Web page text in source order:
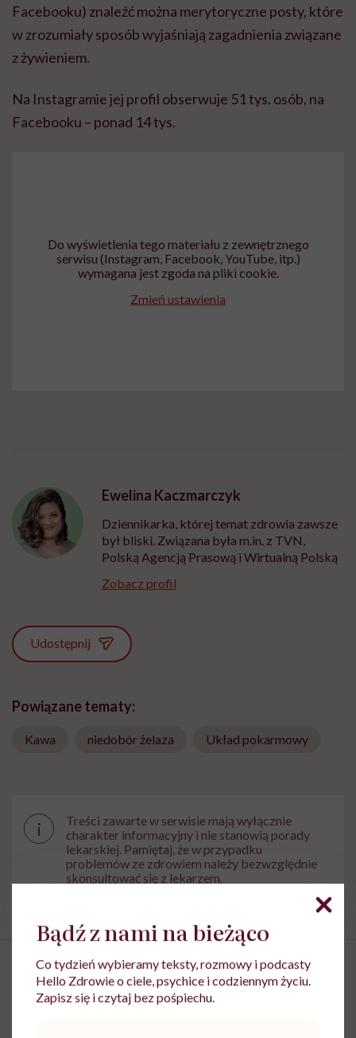
Facebooku) znaleźć można merytoryczne posty, które
w zrozumiały sposób wyjaśniają zagadnienia związane
z żywieniem.
Na Instagramie jej profil obserwuje 51 tys. osób, na
Facebooku – ponad 14 tys.
Do wyświetlenia tego materiału z zewnętrznego
serwisu (Instagram, Facebook, YouTube, itp.)
wymagana jest zgoda na pliki cookie.
Zmień ustawienia
Ewelina Kaczmarczyk
Dziennikarka, której temat zdrowia zawsze
był bliski. Związana była m.in. z TVN,
Polską Agencją Prasową i Wirtualną Polską
Zobacz profil
Udostępnij
Powiązane tematy:
Kawa niedobór żelaza Układ pokarmowy
i
Treści zawarte w serwisie mają wyłącznie
charakter informacyjny i nie stanowią porady
lekarskiej. Pamiętaj, że w przypadku
problemów ze zdrowiem należy bezwzględnie
skonsultować się z lekarzem.
Bądź z nami na bieżąco
Co tydzień wybieramy teksty, rozmowy i podcasty
Hello Zdrowie o ciele, psychice i codziennym życiu.
Zapisz się i czytaj bez pośpiechu.